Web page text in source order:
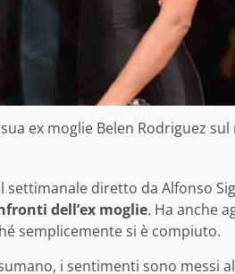
ex moglie Belen Rodriguez
settimanale diretto da Alfonso
dell’ex moglie. Ha anche
semplicemente si è compiuto.
i sentimenti sono messi